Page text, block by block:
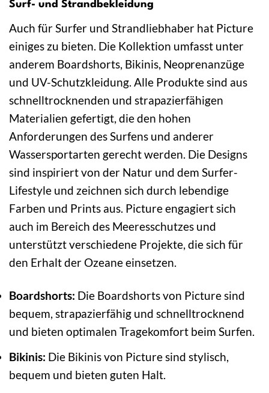
Surf- und Strandbekleidung
Auch für Surfer und Strandliebhaber hat Picture
einiges zu bieten. Die Kollektion umfasst unter
anderem Boardshorts, Bikinis, Neoprenanzüge
und UV-Schutzkleidung. Alle Produkte sind aus
schnelltrocknenden und strapazierfähigen
Materialien gefertigt, die den hohen
Anforderungen des Surfens und anderer
Wassersportarten gerecht werden. Die Designs
sind inspiriert von der Natur und dem Surfer-
Lifestyle und zeichnen sich durch lebendige
Farben und Prints aus. Picture engagiert sich
auch im Bereich des Meeresschutzes und
unterstützt verschiedene Projekte, die sich für
den Erhalt der Ozeane einsetzen.
Boardshorts: Die Boardshorts von Picture sind
bequem, strapazierfähig und schnelltrocknend
und bieten optimalen Tragekomfort beim Surfen.
Bikinis: Die Bikinis von Picture sind stylisch,
bequem und bieten guten Halt.